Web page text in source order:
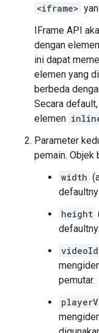
<iframe>
IFrame API
dengan elemen
ini dapat
elemen yang
berbeda
Secara default,
elemen
Parameter
pemain. Objek
width
height
videoId
pemutar.